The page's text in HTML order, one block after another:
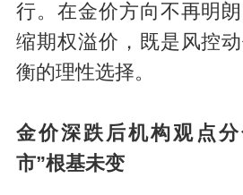
行。在金价方向不再明
缩期权溢价，既是风控
衡的理性选择。
金价深跌后机构观点
市”根基未变